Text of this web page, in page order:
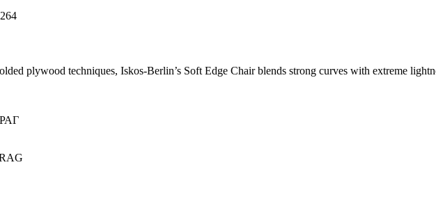
plywood techniques, Iskos-Berlin’s Soft Edge Chair blends strong curves with extreme